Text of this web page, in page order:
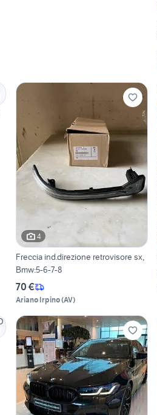
4
Freccia ind.direzione retrovisore sx,
Bmw:5-6-7-8
70 €
Ariano Irpino(AV)